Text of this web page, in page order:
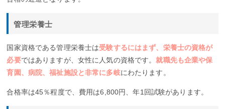
管理栄養士
国家資格である管理栄養士は受験するにはまず、栄養士の資格が
必要ではありますが、女性に人気の資格です。就職先も企業や保
育園、病院、福祉施設と非常に多岐にわたります。
合格率は45％程度で、費用は6,800円、年1回試験があります。